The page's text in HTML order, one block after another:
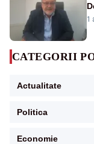
1
CATEGORII
Actualitate
Politica
Economie